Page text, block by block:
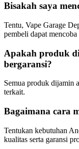
Bisakah saya
Tentu, Vape Garage
pembeli dapat
Apakah produk
bergaransi?
Semua produk dijamin
terkait.
Bagaimana cara
Tentukan kebutuhan
kualitas serta garansi